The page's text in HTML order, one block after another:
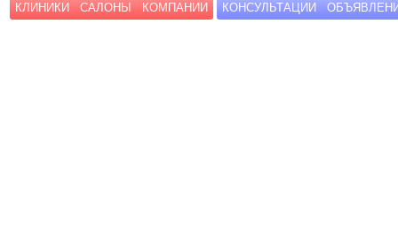
КЛИНИКИ САЛОНЫ КОМПАНИИ КОНСУЛЬТАЦИИ